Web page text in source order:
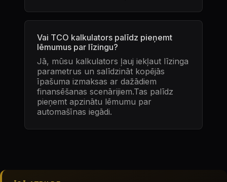
Vai TCO kalkulators palīdz pieņemt
lēmumus par līzingu?
Jā, mūsu kalkulators ļauj iekļaut līzinga
parametrus un salīdzināt kopējās
īpašuma izmaksas ar dažādiem
finansēšanas scenārijiem.Tas palīdz
pieņemt apzinātu lēmumu par
automašīnas iegādi.